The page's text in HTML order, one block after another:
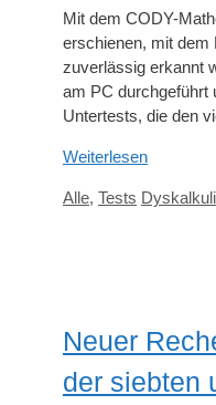
Mit dem CODY-
erschienen, mit
zuverlässig erkannt
am PC durchgeführt
Untertests, die den
Weiterlesen
Kategorien
Alle, Tests
Neuer
der siebten